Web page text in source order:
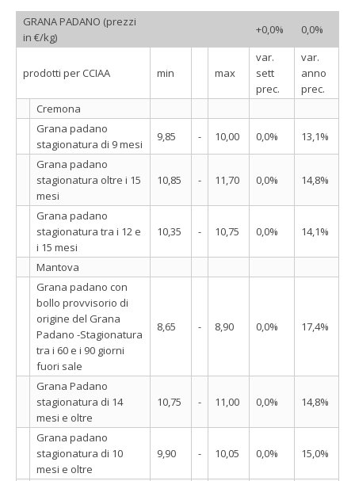
GRANA PADANO (prezzi
in €/kg)
+0,0% 0,0%
prodotti per CCIAA min max
var.
sett
prec.
var.
anno
prec.
Cremona
Grana padano
stagionatura di 9 mesi
9,85 - 10,00 0,0%
13,1%
Grana padano
stagionatura oltre i 15
mesi
10,85 - 11,70 0,0% 14,8%
Grana padano
stagionatura tra i 12 e
i 15 mesi
10,35 - 10,75 0,0% 14,1%
Mantova
Grana padano con
bollo provvisorio di
origine del Grana
Padano -Stagionatura
tra i 60 e i 90 giorni
fuori sale
8,65 - 8,90 0,0% 17,4%
Grana Padano
stagionatura di 14
mesi e oltre
10,75 - 11,00 0,0% 14,8%
Grana padano
stagionatura di 10
mesi e oltre
9,90 - 10,05 0,0% 15,0%